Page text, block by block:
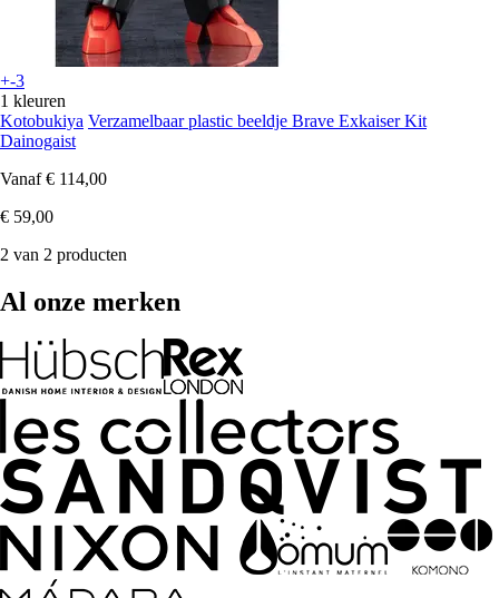
+-3
1 kleuren
Kotobukiya Verzamelbaar plastic beeldje Brave Exkaiser Kit
Dainogaist
Vanaf € 114,00
€ 59,00
2 van 2 producten
Al onze merken